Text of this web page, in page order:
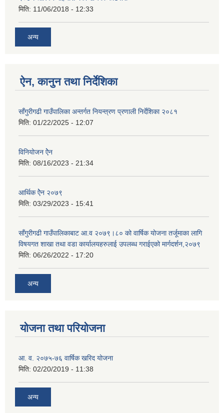
मिति: 11/06/2018 - 12:33
अन्य
ऐन, कानुन तथा निर्देशिका
साँगुरीगढी गाउँपालिका अन्तर्गत नियन्त्रण प्रणाली निर्देशिका २०८१
मिति: 01/22/2025 - 12:07
विनियोजन ऐेन
मिति: 08/16/2023 - 21:34
आर्थिक ऐेन २०७९
मिति: 03/29/2023 - 15:41
साँगुरीगढी गाउँपालिकाबाट आ.व २०७९।८० को वार्षिक योजना तर्जूमाका लागि
विषयगत शाखा तथा वडा कार्यालयहरुलाई उपलब्ध गराईएको मार्गदर्शन,२०७९
मिति: 06/26/2022 - 17:20
अन्य
योजना तथा परियोजना
आ. व. २०७५-७६ वार्षिक खरिद योजना
मिति: 02/20/2019 - 11:38
अन्य